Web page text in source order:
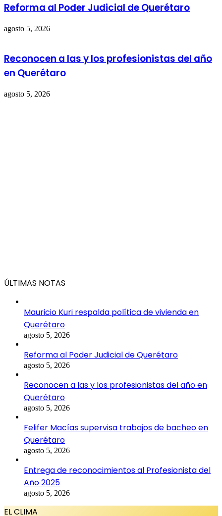
Reforma al Poder Judicial de Querétaro
agosto 5, 2026
Reconocen a las y los profesionistas del año
en Querétaro
agosto 5, 2026
ÚLTIMAS NOTAS
Mauricio Kuri respalda política de vivienda en
Querétaro
agosto 5, 2026
Reforma al Poder Judicial de Querétaro
agosto 5, 2026
Reconocen a las y los profesionistas del año en
Querétaro
agosto 5, 2026
Felifer Macías supervisa trabajos de bacheo en
Querétaro
agosto 5, 2026
Entrega de reconocimientos al Profesionista del
Año 2025
agosto 5, 2026
EL CLIMA